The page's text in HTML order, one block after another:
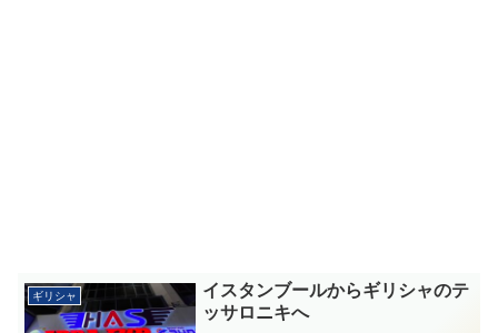
ギリシャ
イスタンブールからギリシャのテ
ッサロニキへ